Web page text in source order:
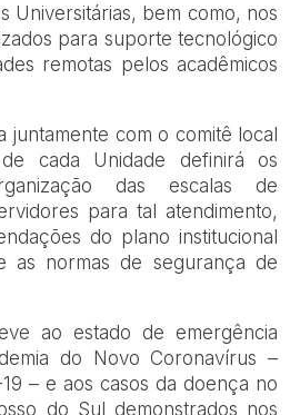
Universitárias, bem como, nos
para suporte tecnológico
remotas pelos acadêmicos
juntamente com o comitê local
cada Unidade definirá os
das escalas de
para tal atendimento,
do plano institucional
as normas de segurança de
ao estado de emergência
do Novo Coronavírus –
– e aos casos da doença no
do Sul demonstrados nos